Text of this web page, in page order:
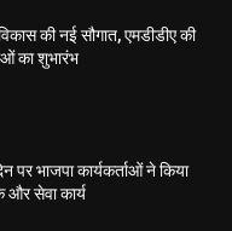
की नई सौगात, एमडीडीए की
का शुभारंभ
पर भाजपा कार्यकर्ताओं ने किया
और सेवा कार्य